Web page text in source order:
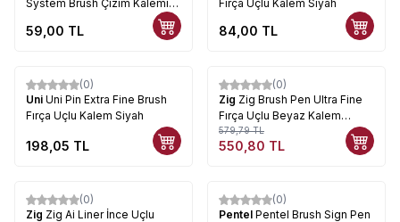
System Brush Çizim Kalemi
59,00 TL
Fırça Uçlu Kalem Siyah
84,00 TL
(0)
Uni Uni Pin Extra Fine Brush
Fırça Uçlu Kalem Siyah
198,05 TL
%5
(0)
Zig Zig Brush Pen Ultra Fine
Fırça Uçlu Beyaz Kalem
CNBW-02S
579,79TL
550,80 TL
%5
(0)
Zig Zig Ai Liner İnce Uçlu
%23
(0)
Pentel Pentel Brush Sign Pen